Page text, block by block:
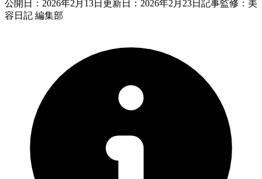
公開日： 2026年2月13日 更新日： 2026年2月23日 記事監修：美
容日記 編集部